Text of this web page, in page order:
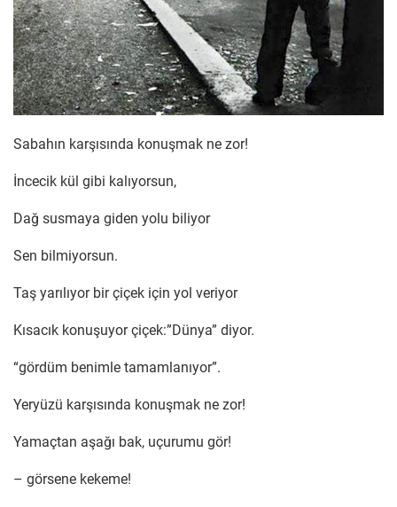
Sabahın karşısında konuşmak ne zor!
İncecik kül gibi kalıyorsun,
Dağ susmaya giden yolu biliyor
Sen bilmiyorsun.
Taş yarılıyor bir çiçek için yol veriyor
Kısacık konuşuyor çiçek:”Dünya” diyor.
“gördüm benimle tamamlanıyor”.
Yeryüzü karşısında konuşmak ne zor!
Yamaçtan aşağı bak, uçurumu gör!
– görsene kekeme!